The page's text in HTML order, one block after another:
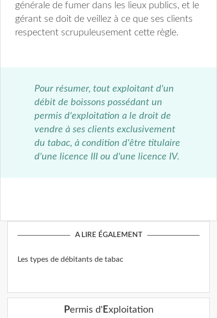
générale de fumer dans les lieux publics, et le
gérant se doit de veillez à ce que ses clients
respectent scrupuleusement cette règle.
Pour résumer, tout exploitant d'un
débit de boissons possédant un
permis d'exploitation a le droit de
vendre à ses clients exclusivement
du tabac, à condition d'être titulaire
d'une licence III ou d'une licence IV.
A LIRE ÉGALEMENT
Les types de débitants de tabac
Permis d' Exploitation